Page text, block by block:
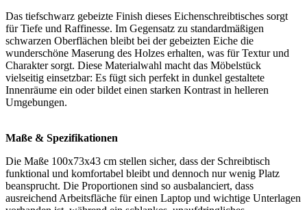
Das tiefschwarz gebeizte Finish dieses Eichenschreibtisches sorgt
für Tiefe und Raffinesse. Im Gegensatz zu standardmäßigen
schwarzen Oberflächen bleibt bei der gebeizten Eiche die
wunderschöne Maserung des Holzes erhalten, was für Textur und
Charakter sorgt. Diese Materialwahl macht das Möbelstück
vielseitig einsetzbar: Es fügt sich perfekt in dunkel gestaltete
Innenräume ein oder bildet einen starken Kontrast in helleren
Umgebungen.
Maße & Spezifikationen
Die Maße 100x73x43 cm stellen sicher, dass der Schreibtisch
funktional und komfortabel bleibt und dennoch nur wenig Platz
beansprucht. Die Proportionen sind so ausbalanciert, dass
ausreichend Arbeitsfläche für einen Laptop und wichtige Unterlagen